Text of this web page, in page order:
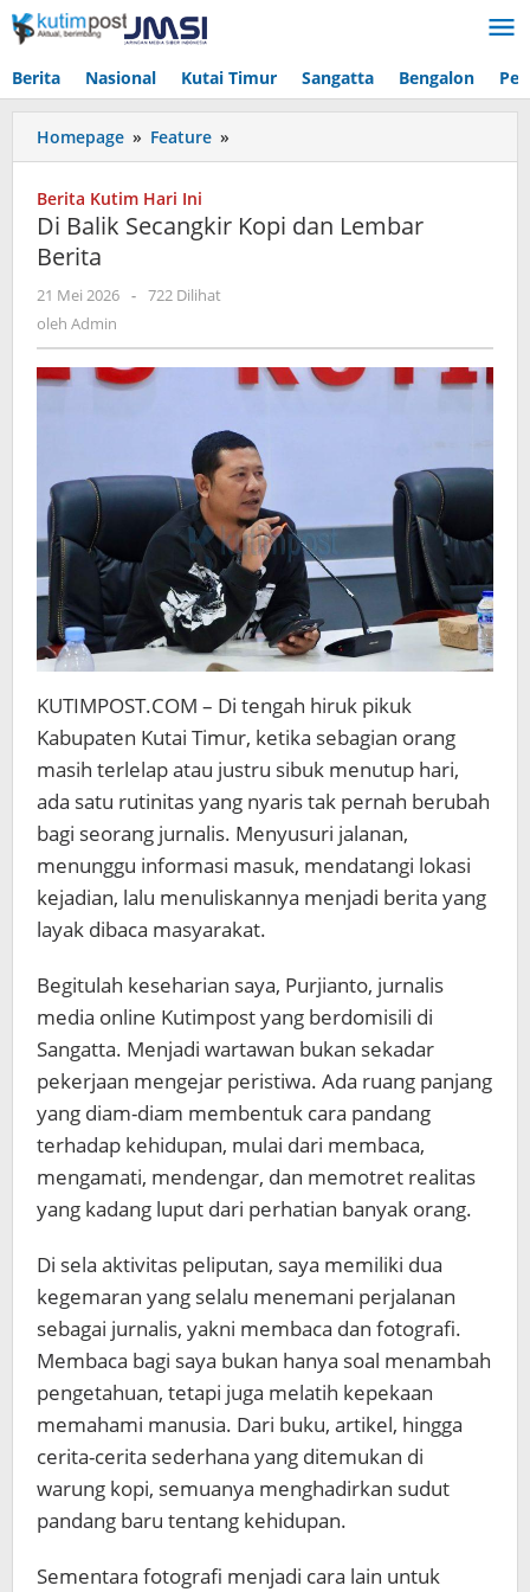
Lewati
ke
Berita Nasional Kutai Timur Sangatta Bengalon
Homepage » Feature »
Balik
dan
Berita Kutim Hari Ini
Di Balik Secangkir Kopi dan Lembar
Berita
21 Mei 2026 oleh
- 722 Dilihat
oleh Admin
KUTIMPOST.COM – Di tengah hiruk pikuk
Kabupaten Kutai Timur, ketika sebagian orang
masih terlelap atau justru sibuk menutup hari,
ada satu rutinitas yang nyaris tak pernah berubah
bagi seorang jurnalis. Menyusuri jalanan,
menunggu informasi masuk, mendatangi lokasi
kejadian, lalu menuliskannya menjadi berita yang
layak dibaca masyarakat.
Begitulah keseharian saya, Purjianto, jurnalis
media online Kutimpost yang berdomisili di
Sangatta. Menjadi wartawan bukan sekadar
pekerjaan mengejar peristiwa. Ada ruang panjang
yang diam-diam membentuk cara pandang
terhadap kehidupan, mulai dari membaca,
mengamati, mendengar, dan memotret realitas
yang kadang luput dari perhatian banyak orang.
Di sela aktivitas peliputan, saya memiliki dua
kegemaran yang selalu menemani perjalanan
sebagai jurnalis, yakni membaca dan fotografi.
Membaca bagi saya bukan hanya soal menambah
pengetahuan, tetapi juga melatih kepekaan
memahami manusia. Dari buku, artikel, hingga
cerita-cerita sederhana yang ditemukan di
warung kopi, semuanya menghadirkan sudut
pandang baru tentang kehidupan.
Sementara fotografi menjadi cara lain untuk